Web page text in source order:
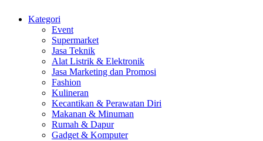
Kategori
Event
Supermarket
Jasa Teknik
Alat Listrik & Elektronik
Jasa Marketing dan Promosi
Fashion
Kulineran
Kecantikan & Perawatan Diri
Makanan & Minuman
Rumah & Dapur
Gadget & Komputer